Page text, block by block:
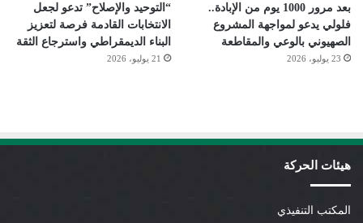
بعد مرور 1000 يوم من الإبادة..
فلولي يدعو لمواجهة المشروع
الصهيوني بالوعي والمقاطعة
23 يوليو، 2026
“التوحيد والإصلاح” تدعو لجعل
الانتخابات القادمة فرصة لتعزيز
البناء الديمقراطي واسترجاع الثقة
21 يوليو، 2026
هيئات الحركة
المكتب التنفيذي